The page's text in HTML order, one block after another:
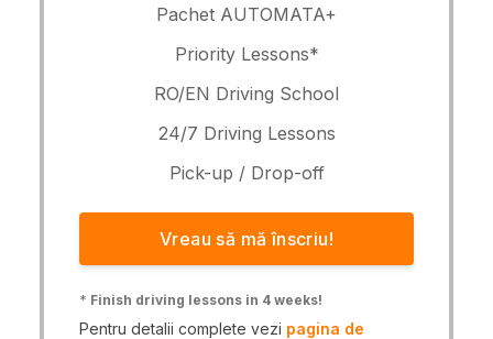
Pachet AUTOMATA+
Priority Lessons*
RO/EN Driving School
24/7 Driving Lessons
Pick-up / Drop-off
Vreau să mă înscriu!
* Finish driving lessons in 4 weeks!
Pentru detalii complete vezi pagina de